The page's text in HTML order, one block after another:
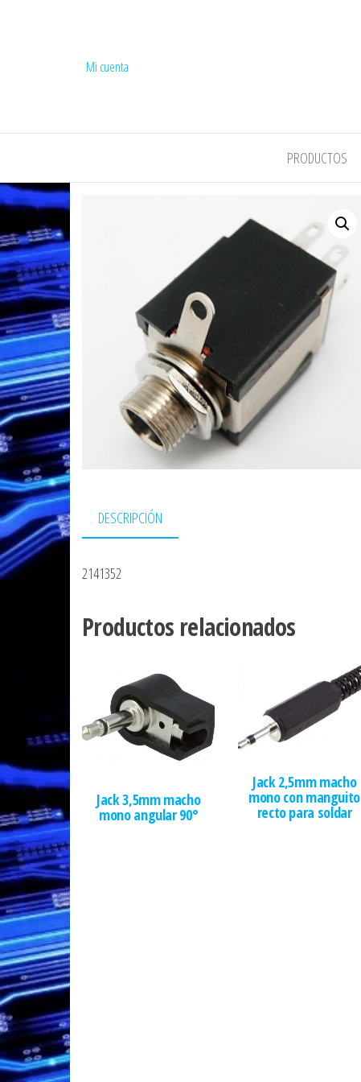
COMPEL
Mi cuenta
PRODUCTOS
DESCRIPCIÓN
2141352
Productos relacionados
Jack 3,5mm macho
mono angular 90°
Jack 2,5mm macho
mono con manguito
recto para soldar